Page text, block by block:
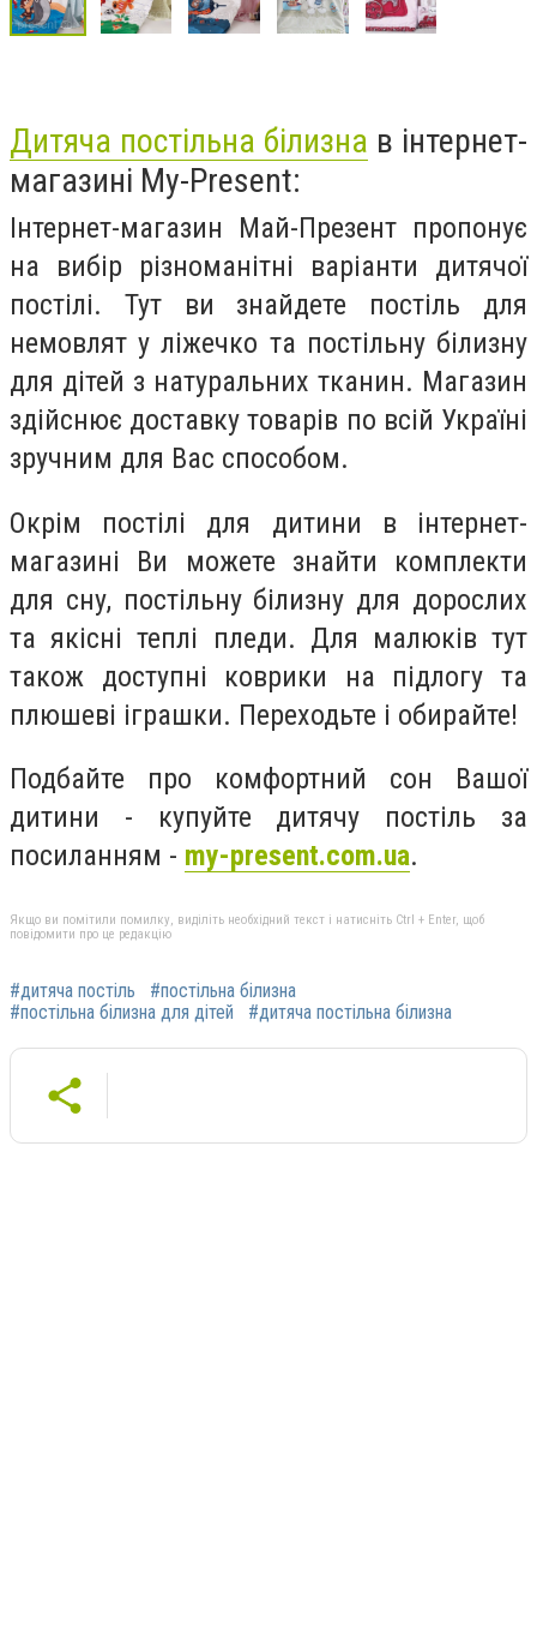
Дитяча постільна білизна в інтернет-
магазині My-Present:
Інтернет-магазин Май-Презент пропонує
на вибір різноманітні варіанти дитячої
постілі. Тут ви знайдете постіль для
немовлят у ліжечко та постільну білизну
для дітей з натуральних тканин. Магазин
здійснює доставку товарів по всій Україні
зручним для Вас способом.
Окрім постілі для дитини в інтернет-
магазині Ви можете знайти комплекти
для сну, постільну білизну для дорослих
та якісні теплі пледи. Для малюків тут
також доступні коврики на підлогу та
плюшеві іграшки. Переходьте і обирайте!
Подбайте про комфортний сон Вашої
дитини - купуйте дитячу постіль за
посиланням - my-present.com.ua.
Якщо ви помітили помилку, виділіть необхідний текст і натисніть Ctrl + Enter, щоб
повідомити про це редакцію
#дитяча постіль
#постільна білизна
#постільна білизна для дітей
#дитяча постільна білизна